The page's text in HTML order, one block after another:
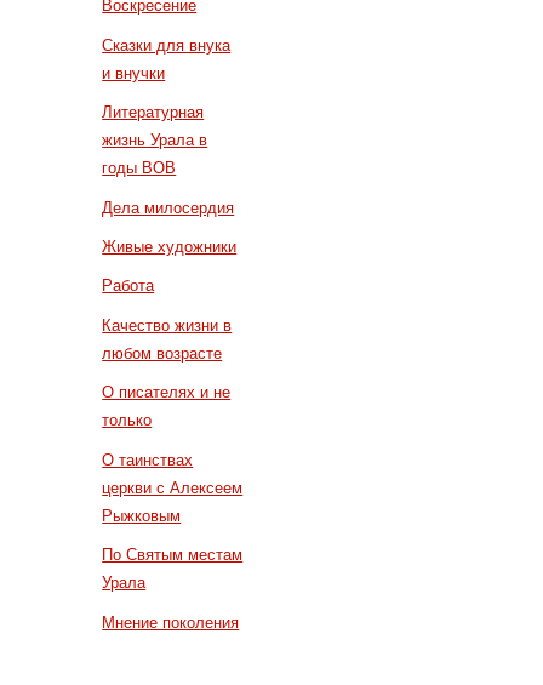
Воскресение
Сказки для внука
и внучки
Литературная
жизнь Урала в
годы ВОВ
Дела милосердия
Живые художники
Работа
Качество жизни в
любом возрасте
О писателях и не
только
О таинствах
церкви с Алексеем
Рыжковым
По Святым местам
Урала
Мнение поколения